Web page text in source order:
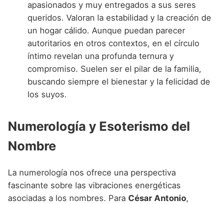
apasionados y muy entregados a sus seres
queridos. Valoran la estabilidad y la creación de
un hogar cálido. Aunque puedan parecer
autoritarios en otros contextos, en el círculo
íntimo revelan una profunda ternura y
compromiso. Suelen ser el pilar de la familia,
buscando siempre el bienestar y la felicidad de
los suyos.
Numerología y Esoterismo del
Nombre
La numerología nos ofrece una perspectiva
fascinante sobre las vibraciones energéticas
asociadas a los nombres. Para César Antonio,